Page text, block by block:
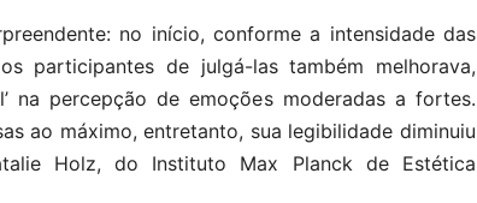
no início, conforme a intensidade das
participantes de julgá-las também melhorava,
na percepção de emoções moderadas a fortes.
ao máximo, entretanto, sua legibilidade diminuiu
Holz, do Instituto Max Planck de Estética